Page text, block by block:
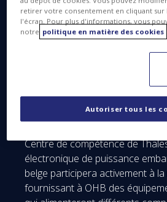
2018.
ExoMars 2018, dont le maître
synergie entre l’ESA (Agence
et le Roskosmos (Agence
mission aura pour objectif
surface de la planète Mars à
déposé à sa surface.
Centre de compétence de
électronique de puissance
belge participera activement à
fournissant à OHB des
retirer votre consentement en cliquant sur
l'écran. Pour plus d'informations, vous
notre politique en matière des cookies
Autoriser tous les